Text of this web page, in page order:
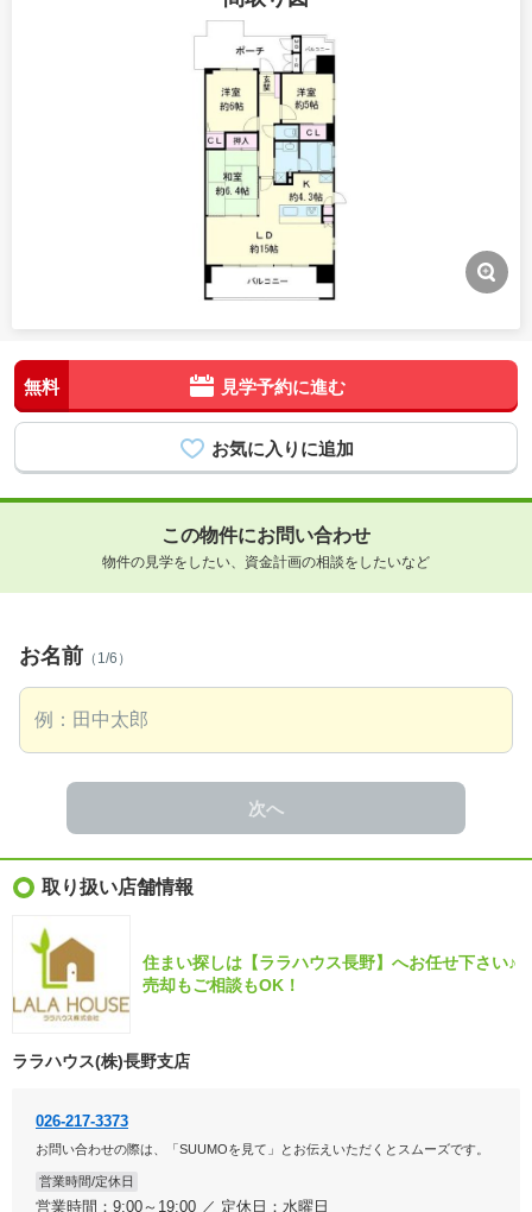
無料 見学予約に進む
この物件にお問い合わせ
物件の見学をしたい、資金計画の相談をしたいなど
お名前 （1/6）
次へ
取り扱い店舗情報
住まい探しは【ララハウス長野】へお任せ下さい♪
売却もご相談もOK！
ララハウス(株)長野支店
026-217-3373
お問い合わせの際は、「SUUMOを見て」とお伝えいただくとスムーズです。
営業時間/定休日
営業時間：9:00～19:00 ／ 定休日：水曜日